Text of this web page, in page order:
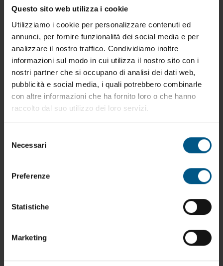
Questo sito web utilizza i cookie
Utilizziamo i cookie per personalizzare contenuti ed
annunci, per fornire funzionalità dei social media e per
analizzare il nostro traffico. Condividiamo inoltre
informazioni sul modo in cui utilizza il nostro sito con i
nostri partner che si occupano di analisi dei dati web,
pubblicità e social media, i quali potrebbero combinarle
con altre informazioni che ha fornito loro o che hanno
raccolto dal suo utilizzo dei loro servizi.
delNecessari
Preferenze
Statistiche
Marketing
Cassetta metallica adatta al deposito e alla
automatizzati. Le maniglie di presa sono integrate
nella costruzione stessa della cassetta per evitare
ingombri esterni. La struttura priva di sottosquadri